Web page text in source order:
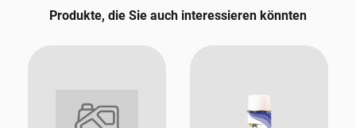
Produkte, die Sie auch interessieren könnten